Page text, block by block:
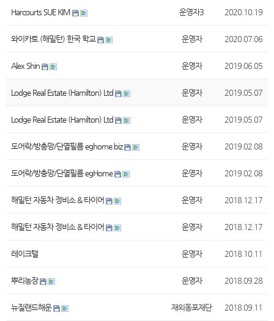
Harcourts SUE KIM 운영자3 2020.10.19
와이카토 (해밀턴) 한국 학교 운영자 2020.07.06
Alex Shin 운영자 2019.06.05
Lodge Real Estate (Hamilton) Ltd 운영자 2019.05.07
Lodge Real Estate (Hamilton) Ltd 운영자 2019.05.07
도어락/방충망/단열필름 eghome.biz 운영자 2019.02.08
도어락/방충망/단열필름 egHome 운영자 2019.02.08
해밀턴 자동차 정비소 & 타이어 운영자 2018.12.17
해밀턴 자동차 정비소 & 타이어 운영자 2018.12.17
레이크텔 운영자 2018.10.11
뿌리농장 운영자 2018.09.28
뉴질랜드해운 재외동포재단 2018.09.11